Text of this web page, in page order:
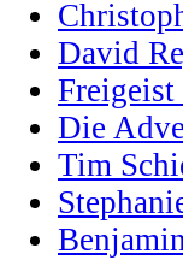
David
Die
Tim